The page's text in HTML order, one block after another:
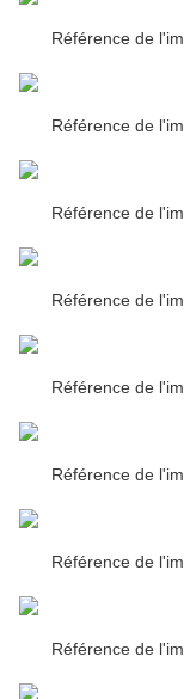
Référence de
Référence de
Référence de
Référence de
Référence de
Référence de
Référence de
Référence de